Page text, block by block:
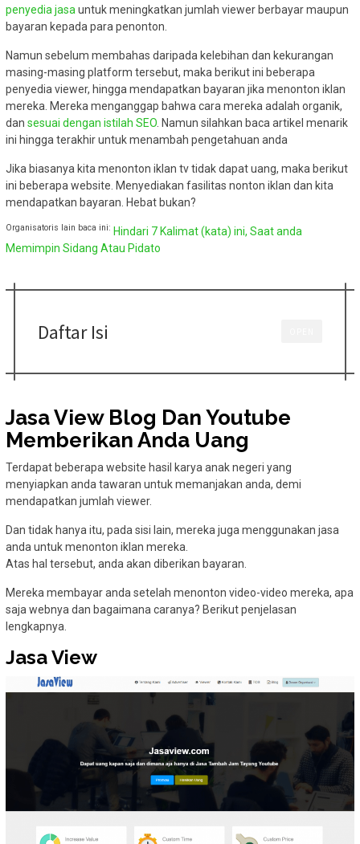
penyedia jasa untuk meningkatkan jumlah viewer berbayar maupun
bayaran kepada para penonton.
Namun sebelum membahas daripada kelebihan dan kekurangan
masing-masing platform tersebut, maka berikut ini beberapa
penyedia viewer, hingga mendapatkan bayaran jika menonton iklan
mereka. Mereka menganggap bahwa cara mereka adalah organik,
dan sesuai dengan istilah SEO . Namun silahkan baca artikel menarik
ini hingga terakhir untuk menambah pengetahuan anda
Jika biasanya kita menonton iklan tv tidak dapat uang, maka berikut
ini beberapa website. Menyediakan fasilitas nonton iklan dan kita
mendapatkan bayaran. Hebat bukan?
Organisatoris lain baca ini: Hindari 7 Kalimat (kata) ini, Saat anda
Memimpin Sidang Atau Pidato
Daftar Isi
Jasa View Blog Dan Youtube
Memberikan Anda Uang
Terdapat beberapa website hasil karya anak negeri yang
menyiapkan anda tawaran untuk memanjakan anda, demi
mendapatkan jumlah viewer.
Dan tidak hanya itu, pada sisi lain, mereka juga menggunakan jasa
anda untuk menonton iklan mereka.
Atas hal tersebut, anda akan diberikan bayaran.
Mereka membayar anda setelah menonton video-video mereka, apa
saja webnya dan bagaimana caranya? Berikut penjelasan
lengkapnya.
Jasa View